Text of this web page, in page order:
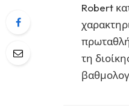
Robert
τη